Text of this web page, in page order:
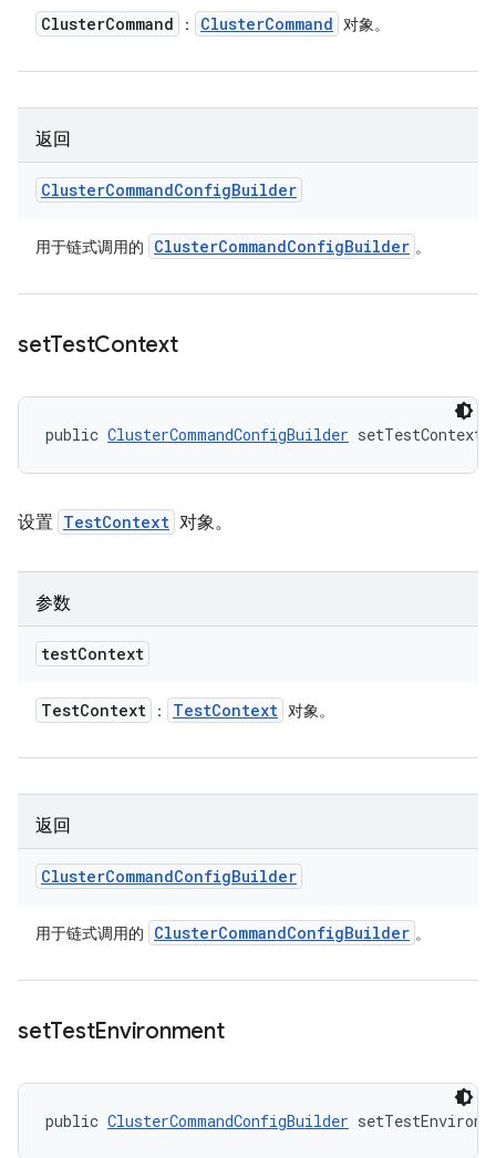
ClusterCommand ： ClusterCommand 对象。
返回
ClusterCommandConfigBuilder
用于链式调用的 ClusterCommandConfigBuilder 。
setTestContext
public ClusterCommandConfigBuilder setTestContext
设置 TestContext 对象。
参数
testContext
TestContext ： TestContext 对象。
返回
ClusterCommandConfigBuilder
用于链式调用的 ClusterCommandConfigBuilder 。
setTestEnvironment
public ClusterCommandConfigBuilder